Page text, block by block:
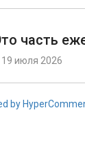
часть
19 июля 2026
by